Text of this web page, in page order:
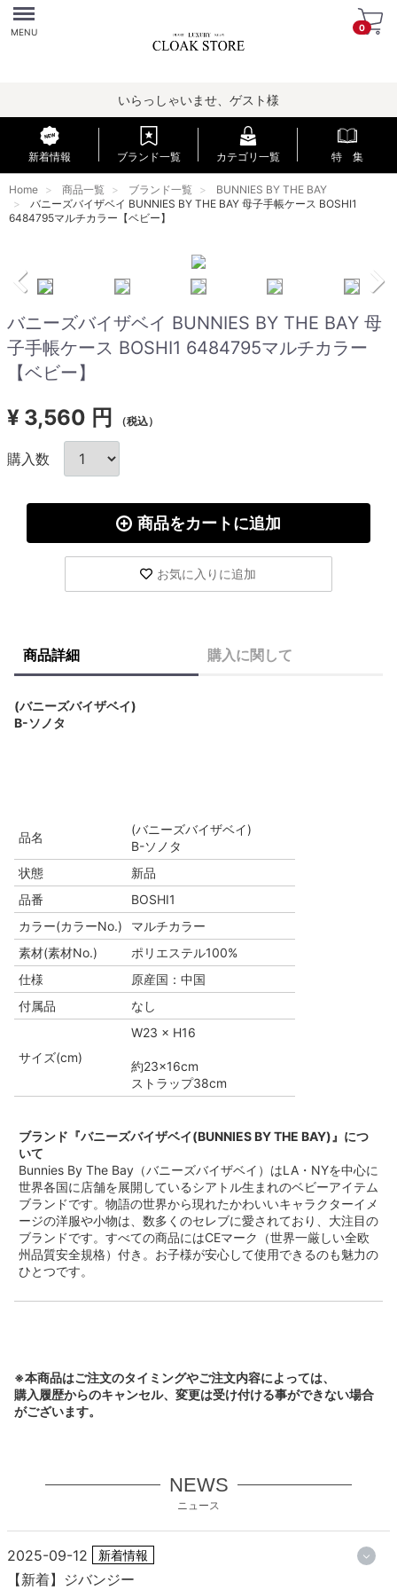
Menu
MENU 0
いらっしゃいませ、ゲスト様
新着情報 ブランド一覧 カテゴリ一覧 特 集
Home 商品一覧 ブランド一覧
BUNNIES BY THE BAY
バニーズバイザベイ BUNNIES BY THE BAY 母子手帳ケース BOSHI1
6484795マルチカラー【ベビー】
バニーズバイザベイ BUNNIES BY THE BAY 母
子手帳ケース BOSHI1 6484795マルチカラー
【ベビー】
¥ 3,560 円 （税込）
購入数
商品をカートに追加
お気に入りに追加
商品詳細 購入に関して
(バニーズバイザベイ)
B-ソノタ
品名
(バニーズバイザベイ)
B-ソノタ
状態
新品
品番
BOSHI1
カラー(カラーNo.)
マルチカラー
素材(素材No.)
ポリエステル100%
仕様
原産国：中国
付属品
なし
サイズ(cm)
W23 × H16
約23×16cm
ストラップ38cm
ブランド『バニーズバイザベイ(BUNNIES BY THE BAY)』につ
いて
Bunnies By The Bay（バニーズバイザベイ）はLA・NYを中心に
世界各国に店舗を展開しているシアトル生まれのベビーアイテム
ブランドです。物語の世界から現れたかわいいキャラクターイメ
ージの洋服や小物は、数多くのセレブに愛されており、大注目の
ブランドです。すべての商品にはCEマーク（世界一厳しい全欧
州品質安全規格）付き。お子様が安心して使用できるのも魅力の
ひとつです。
※本商品はご注文のタイミングやご注文内容によっては、
購入履歴からのキャンセル、変更は受け付ける事ができない場合
がございます。
NEWS
ニュース
2025-09-12 新着情報
【新着】ジバンジー